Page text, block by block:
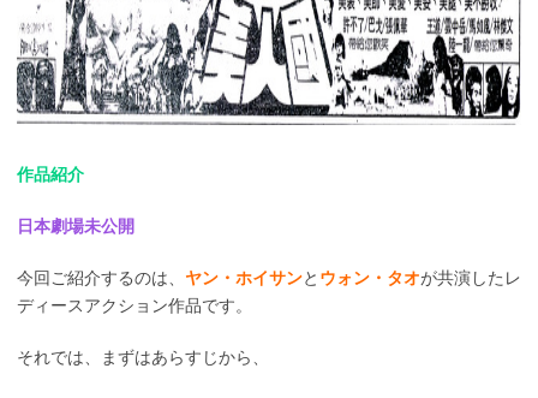
作品紹介
日本劇場未公開
今回ご紹介するのは、 ヤン・ホイサンと ウォン・タオが共演したレ
ディースアクション作品です。
それでは、まずはあらすじから、